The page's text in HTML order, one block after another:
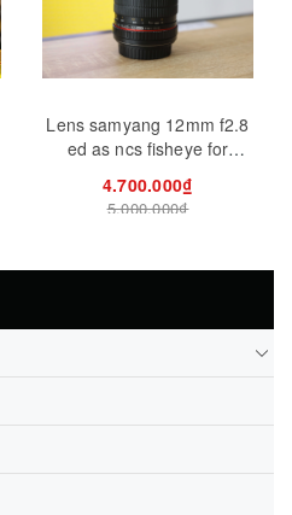
Lens samyang 12mm f2.8
ed as ncs fisheye for
canon (qsd)
4.700.000₫
5.000.000₫